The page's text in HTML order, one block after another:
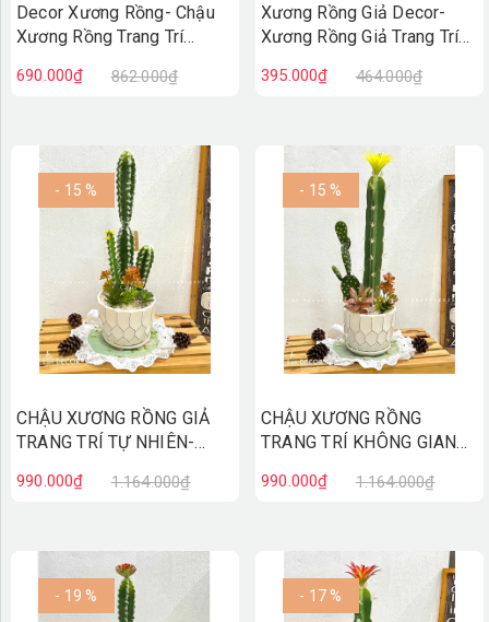
Decor Xương Rồng- Chậu
Xương Rồng Trang Trí
(70cm)- CC956
690.000₫ 862.000₫
Xương Rồng Giả Decor-
Xương Rồng Giả Trang Trí
395.000₫ 464.000₫
- 15 %
CHẬU XƯƠNG RỒNG GIẢ
TRANG TRÍ TỰ NHIÊN-
990.000₫ 1.164.000₫
- 15 %
CHẬU XƯƠNG RỒNG
TRANG TRÍ KHÔNG GIAN
990.000₫ 1.164.000₫
- 19 % - 17 %